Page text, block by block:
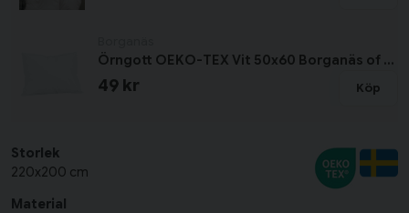
Örngott OEKO-TEX Vit 50x60 Borganäs of Sweden
49 kr Köp
Storlek
220x200 cm
Material